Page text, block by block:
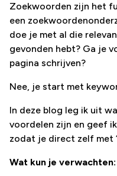
Zoekwoorden zijn het
een
doe je met al die
gevonden hebt? Ga je
pagina schrijven?
Nee, je start met
In deze blog leg ik uit
voordelen zijn en geef
zodat je direct zelf met
Wat kun je verwachten: